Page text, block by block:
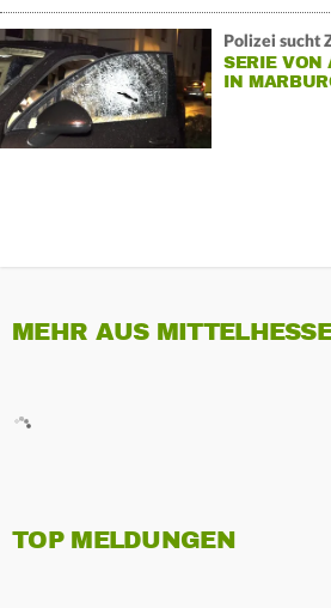
Polizei sucht
SERIE VON
IN
MEHR AUS
TOP MELDUNGEN